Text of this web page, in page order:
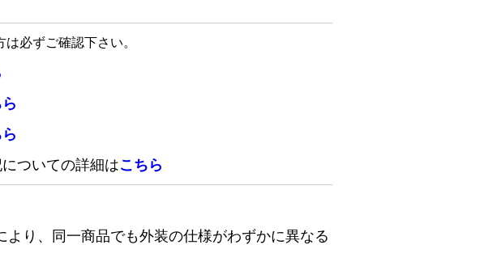
必ずご確認下さい。
ついての詳細はこちら
り、同一商品でも外装の仕様がわずかに異なる